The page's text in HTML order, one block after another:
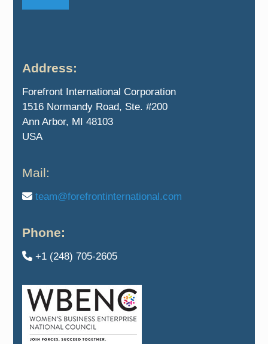
Address:
Forefront International Corporation
1516 Normandy Road, Ste. #200
Ann Arbor, MI 48103
USA
Mail:
team@forefrontinternational.com
Phone:
+1 (248) 705-2605